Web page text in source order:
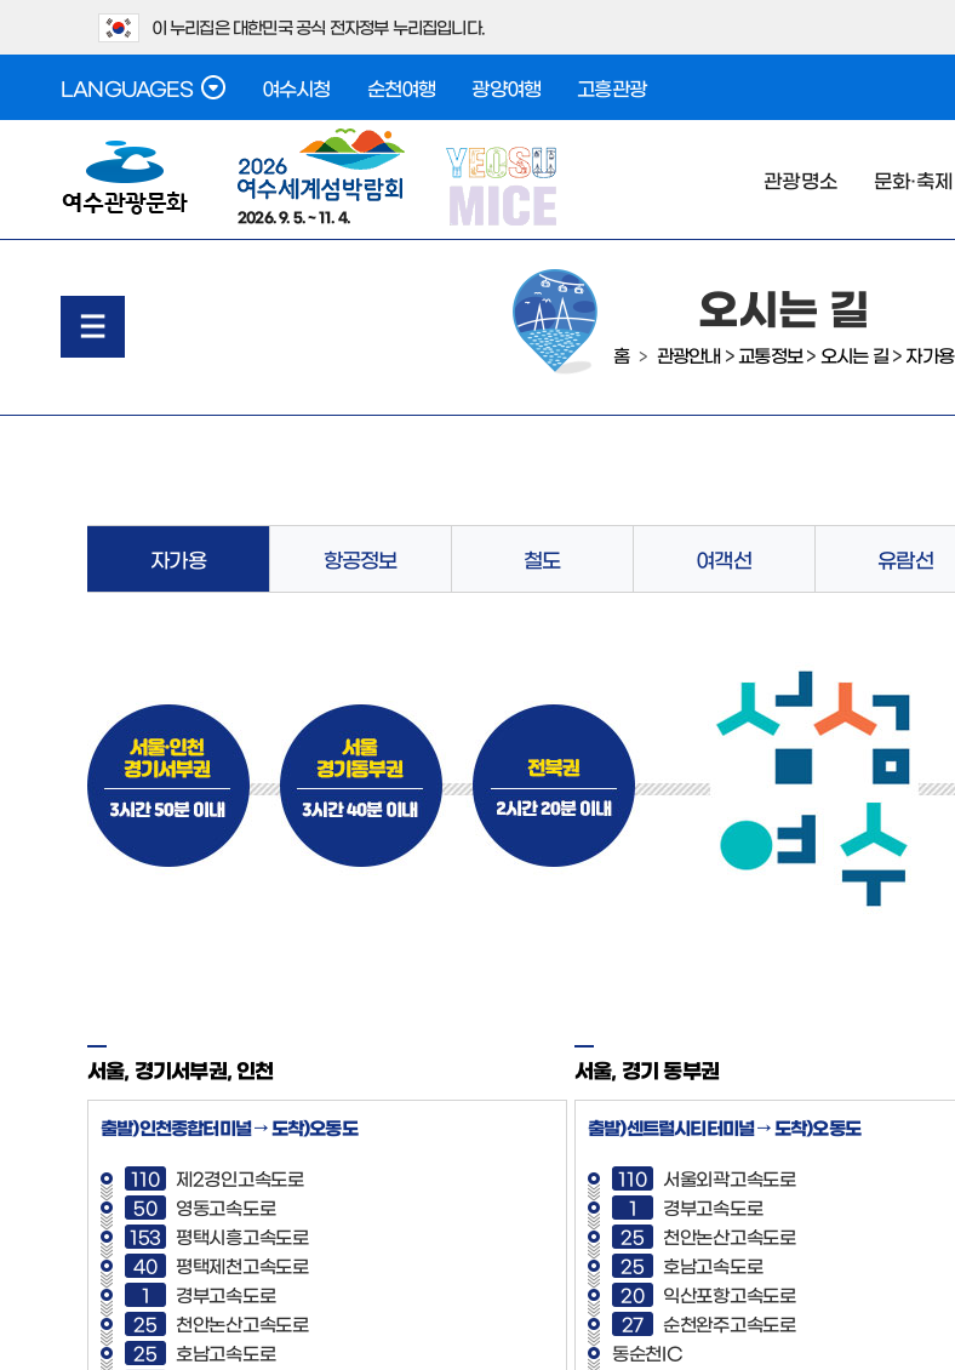
이 누리집은 대한민국 공식 전자정부 누리집입니다.
LANGUAGES 여수시청 순천여행 광양여행 고흥관광
2026. 9. 5. ~ 11. 4.
관광명소 문화·축제
오시는 길
홈 > 관광안내 > 교통정보 > 오시는 길> 자가용
자가용 항공정보 철도 여객선 유람선
서울, 경기서부권, 인천
출발)인천종합터미널 → 도착)오동도
110
제2경인고속도로
50
영동고속도로
153
평택시흥고속도로
40
평택제천고속도로
1
경부고속도로
25
천안논산고속도로
25
호남고속도로
서울, 경기 동부권
출발)센트럴시티터미널 → 도착)오동도
110
서울외곽고속도로
1
경부고속도로
25
천안논산고속도로
25
호남고속도로
20
익산포항고속도로
27
순천완주고속도로
동순천IC